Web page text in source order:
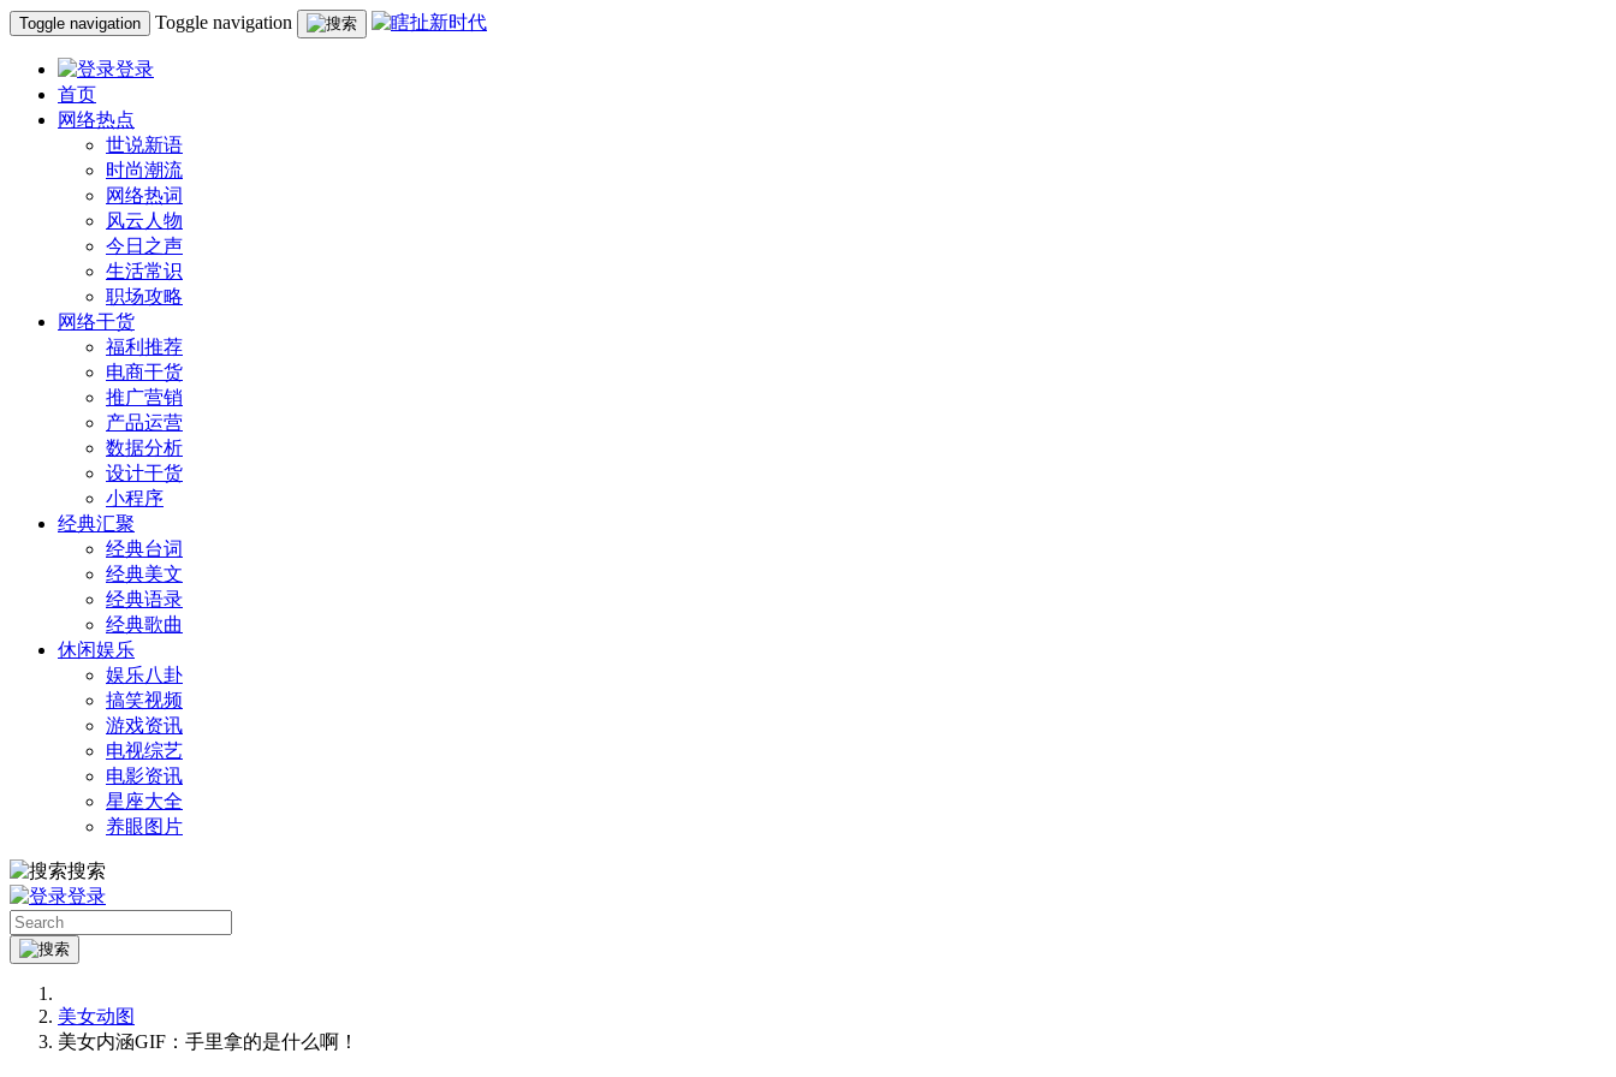
Toggle navigation Toggle navigation
登录
首页
网络热点
世说新语
时尚潮流
网络热词
风云人物
今日之声
生活常识
职场攻略
网络干货
福利推荐
电商干货
推广营销
产品运营
数据分析
设计干货
小程序
经典汇聚
经典台词
经典美文
经典语录
经典歌曲
休闲娱乐
娱乐八卦
搞笑视频
游戏资讯
电视综艺
电影资讯
星座大全
养眼图片
搜索
登录
美女动图
美女内涵GIF：手里拿的是什么啊！